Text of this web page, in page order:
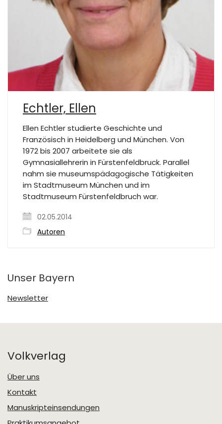
Echtler, Ellen
Ellen Echtler studierte Geschichte und
Französisch in Heidelberg und München. Von
1972 bis 2007 arbeitete sie als
Gymnasiallehrerin in Fürstenfeldbruck. Parallel
nahm sie museumspädagogische Tätigkeiten
im Stadtmuseum München und im
Stadtmuseum Fürstenfeldbruch war.
02.05.2014
Autoren
Unser Bayern
Newsletter
Volkverlag
Über uns
Kontakt
Manuskripteinsendungen